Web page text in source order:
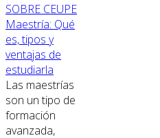
SOBRE CEUPE
Maestría: Qué
es, tipos y
ventajas de
estudiarla
Las maestrías
son un tipo de
formación
avanzada,